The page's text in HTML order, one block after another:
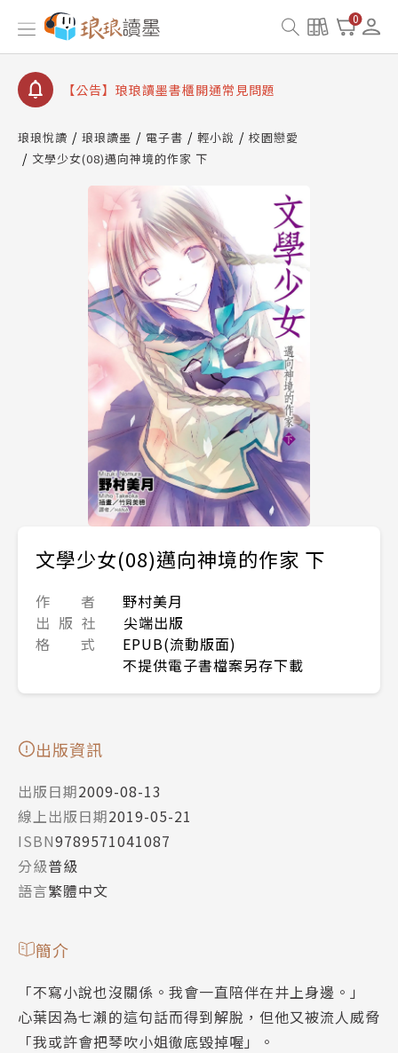
0
【公告】琅琅讀墨數位閱讀資產合併與書櫃開通申請
【公告】琅琅讀墨書櫃開通常見問題
【公告】琅琅讀墨 3 分鐘完成書櫃開通與資產合併申
請圖文教學
查詢
【公告】琅琅讀墨數位閱讀資產合併與書櫃開通申請
琅琅悅讀 琅琅讀墨 電子書 輕小說
校園戀愛
文學少女(08)邁向神境的作家 下
文學少女(08)邁向神境的作家 下
作 者
野村美月
出 版 社
尖端出版
格 式
EPUB(流動版面)
不提供電子書檔案另存下載
出版資訊
出版日期2009-08-13
線上出版日期2019-05-21
ISBN9789571041087
分級普級
語言繁體中文
簡介
「不寫小說也沒關係。我會一直陪伴在井上身邊。」
心葉因為七瀨的這句話而得到解脫，但他又被流人威脅
「我或許會把琴吹小姐徹底毀掉喔」。